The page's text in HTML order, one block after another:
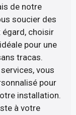
de notre
soucier des
choisir
pour une
tracas.
vous
pour
installation.
à votre